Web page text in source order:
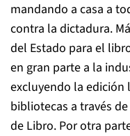
mandando a casa a
contra la dictadura.
del Estado para el
en gran parte a la
excluyendo la edición
bibliotecas a través
de Libro. Por otra